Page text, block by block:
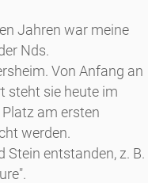
Jahren war meine
Nds.
Von Anfang an
steht sie heute im
am ersten
werden.
Stein entstanden, z. B.